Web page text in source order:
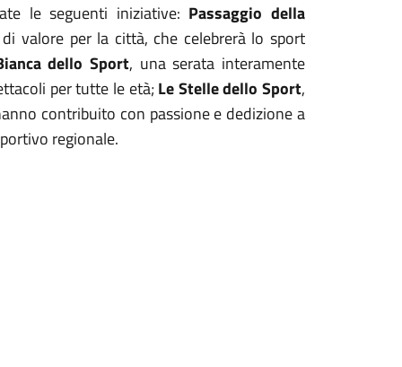
le seguenti iniziative: Passaggio della
valore per la città, che celebrerà lo sport
dello Sport, una serata interamente
per tutte le età; Le Stelle dello Sport,
contribuito con passione e dedizione a
regionale.